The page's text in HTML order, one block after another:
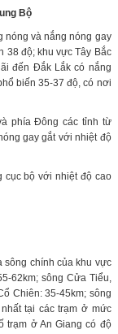
Bộ
nóng và nắng nóng gay
38 độ; khu vực Tây Bắc
đến Đắk Lắk có nắng
biến 35-37 độ, có nơi
phía Đông các tỉnh từ
gay gắt với nhiệt độ
cục bộ với nhiệt độ cao
sông chính của khu vực
62km; sông Cửa Tiểu,
Chiên: 35-45km; sông
tại các trạm ở mức
trạm ở An Giang có độ